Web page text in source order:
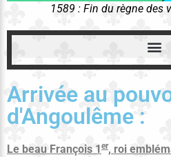
1589 : Fin du règne des
Arrivée au
d'Angoulême :
Le beau François 1 er, roi